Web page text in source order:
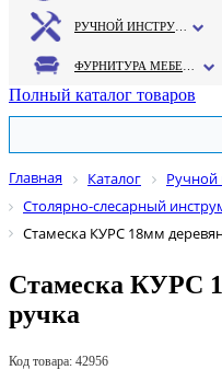
Полный каталог товаров
Главная Каталог
Ручной
Столярно-слесарный
Стамеска КУРС 18мм
Стамеска КУРС
ручка
Код товара: 42956